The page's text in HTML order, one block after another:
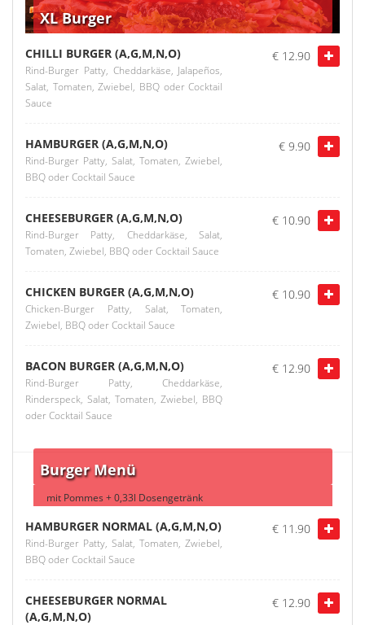
XL Burger
CHILLI BURGER (A,G,M,N,O)
Rind-Burger Patty, Cheddarkäse, Jalapeños,
Salat, Tomaten, Zwiebel, BBQ oder Cocktail
Sauce
€ 12.90
HAMBURGER (A,G,M,N,O)
Rind-Burger Patty, Salat, Tomaten, Zwiebel,
BBQ oder Cocktail Sauce
€ 9.90
CHEESEBURGER (A,G,M,N,O)
Rind-Burger Patty, Cheddarkäse, Salat,
Tomaten, Zwiebel, BBQ oder Cocktail Sauce
€ 10.90
CHICKEN BURGER (A,G,M,N,O)
Chicken-Burger Patty, Salat, Tomaten,
Zwiebel, BBQ oder Cocktail Sauce
€ 10.90
BACON BURGER (A,G,M,N,O)
Rind-Burger Patty, Cheddarkäse,
Rinderspeck, Salat, Tomaten, Zwiebel, BBQ
oder Cocktail Sauce
€ 12.90
Burger Menü
mit Pommes + 0,33l Dosengetränk
HAMBURGER NORMAL (A,G,M,N,O)
Rind-Burger Patty, Salat, Tomaten, Zwiebel,
BBQ oder Cocktail Sauce
€ 11.90
CHEESEBURGER NORMAL
(A,G,M,N,O)
€ 12.90